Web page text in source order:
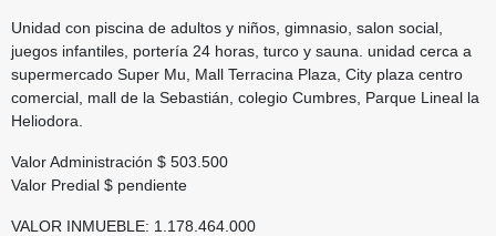
Unidad con piscina de adultos y niños, gimnasio, salon social,
juegos infantiles, portería 24 horas, turco y sauna. unidad cerca a
supermercado Super Mu, Mall Terracina Plaza, City plaza centro
comercial, mall de la Sebastián, colegio Cumbres, Parque Lineal la
Heliodora.
Valor Administración $ 503.500
Valor Predial $ pendiente
VALOR INMUEBLE: 1.178.464.000